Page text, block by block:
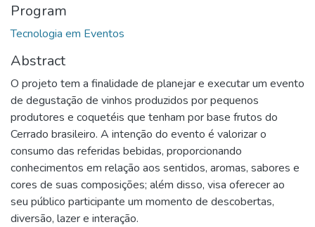
Program
Tecnologia em Eventos
Abstract
O projeto tem a finalidade de planejar e executar um evento
de degustação de vinhos produzidos por pequenos
produtores e coquetéis que tenham por base frutos do
Cerrado brasileiro. A intenção do evento é valorizar o
consumo das referidas bebidas, proporcionando
conhecimentos em relação aos sentidos, aromas, sabores e
cores de suas composições; além disso, visa oferecer ao
seu público participante um momento de descobertas,
diversão, lazer e interação.